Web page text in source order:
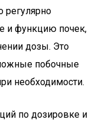
регулярно
и функцию почек,
дозы. Это
побочные
необходимости.
по дозировке и